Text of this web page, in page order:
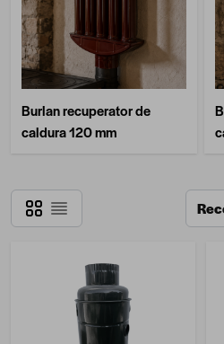
Burlan recuperator de
caldura 120 mm
Grilă
Listă